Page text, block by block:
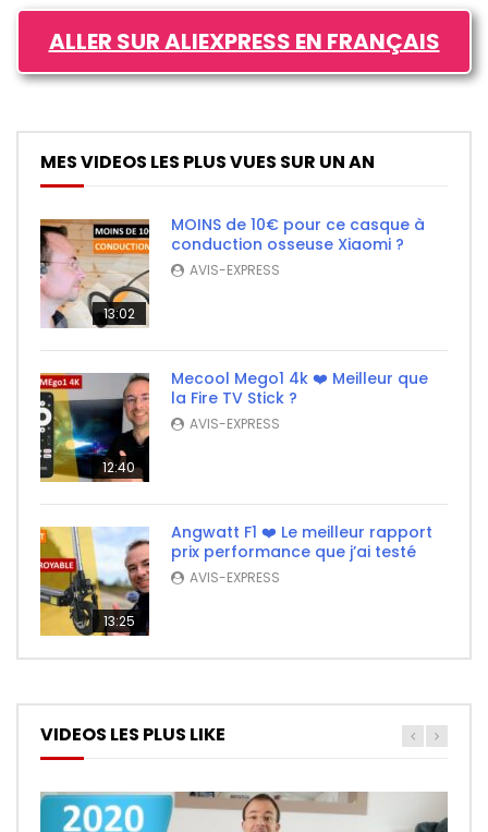
ALLER SUR ALIEXPRESS EN FRANÇAIS
MES VIDEOS LES PLUS VUES SUR UN AN
13:02
MOINS de 10€ pour ce casque à
conduction osseuse Xiaomi ?
AVIS-EXPRESS
12:40
Mecool Mego1 4k ❤️ Meilleur que
la Fire TV Stick ?
AVIS-EXPRESS
13:25
Angwatt F1 ❤️ Le meilleur rapport
prix performance que j’ai testé
AVIS-EXPRESS
VIDEOS LES PLUS LIKE